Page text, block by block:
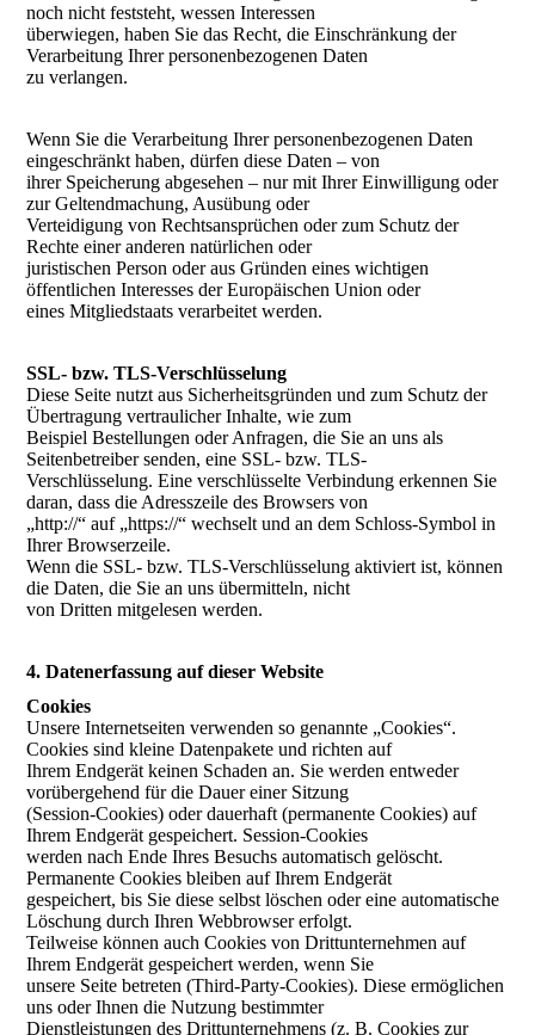
noch nicht feststeht, wessen Interessen
überwiegen, haben Sie das Recht, die Einschränkung der
Verarbeitung Ihrer personenbezogenen Daten
zu verlangen.
Wenn Sie die Verarbeitung Ihrer personenbezogenen Daten
eingeschränkt haben, dürfen diese Daten – von
ihrer Speicherung abgesehen – nur mit Ihrer Einwilligung oder
zur Geltendmachung, Ausübung oder
Verteidigung von Rechtsansprüchen oder zum Schutz der
Rechte einer anderen natürlichen oder
juristischen Person oder aus Gründen eines wichtigen
öffentlichen Interesses der Europäischen Union oder
eines Mitgliedstaats verarbeitet werden.
SSL- bzw. TLS-Verschlüsselung
Diese Seite nutzt aus Sicherheitsgründen und zum Schutz der
Übertragung vertraulicher Inhalte, wie zum
Beispiel Bestellungen oder Anfragen, die Sie an uns als
Seitenbetreiber senden, eine SSL- bzw. TLS-
Verschlüsselung. Eine verschlüsselte Verbindung erkennen Sie
daran, dass die Adresszeile des Browsers von
„http://“ auf „https://“ wechselt und an dem Schloss-Symbol in
Ihrer Browserzeile.
Wenn die SSL- bzw. TLS-Verschlüsselung aktiviert ist, können
die Daten, die Sie an uns übermitteln, nicht
von Dritten mitgelesen werden.
4. Datenerfassung auf dieser Website
Cookies
Unsere Internetseiten verwenden so genannte „Cookies“.
Cookies sind kleine Datenpakete und richten auf
Ihrem Endgerät keinen Schaden an. Sie werden entweder
vorübergehend für die Dauer einer Sitzung
(Session-Cookies) oder dauerhaft (permanente Cookies) auf
Ihrem Endgerät gespeichert. Session-Cookies
werden nach Ende Ihres Besuchs automatisch gelöscht.
Permanente Cookies bleiben auf Ihrem Endgerät
gespeichert, bis Sie diese selbst löschen oder eine automatische
Löschung durch Ihren Webbrowser erfolgt.
Teilweise können auch Cookies von Drittunternehmen auf
Ihrem Endgerät gespeichert werden, wenn Sie
unsere Seite betreten (Third-Party-Cookies). Diese ermöglichen
uns oder Ihnen die Nutzung bestimmter
Dienstleistungen des Drittunternehmens (z. B. Cookies zur